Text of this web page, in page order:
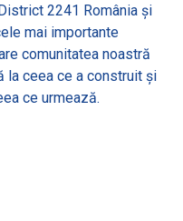
2241 România și
mai importante
comunitatea noastră
la ceea ce a construit și
ce urmează.